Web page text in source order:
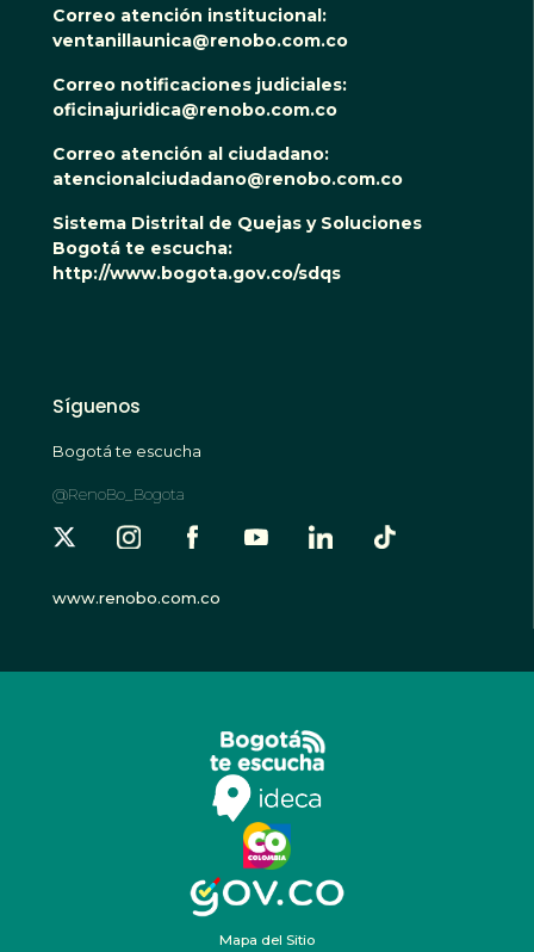
Correo atención institucional:
ventanillaunica@renobo.com.co
Correo notificaciones judiciales:
oficinajuridica@renobo.com.co
Correo atención al ciudadano:
atencionalciudadano@renobo.com.co
Sistema Distrital de Quejas y Soluciones
Bogotá te escucha:
http://www.bogota.gov.co/sdqs
Síguenos
Bogotá te escucha
@RenoBo_Bogota
www.renobo.com.co
Mapa del Sitio